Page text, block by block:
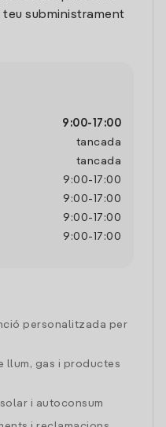
subministrament
9:00- 17:00
tancada
tancada
9:00- 17:00
9:00- 17:00
9:00- 17:00
9:00- 17:00
personalitzada per
llum, gas i productes
i autoconsum